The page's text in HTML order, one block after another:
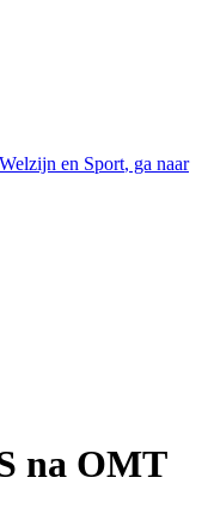
en Sport, ga naar
na OMT